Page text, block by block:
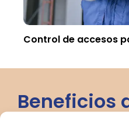
Control de accesos
Beneficios